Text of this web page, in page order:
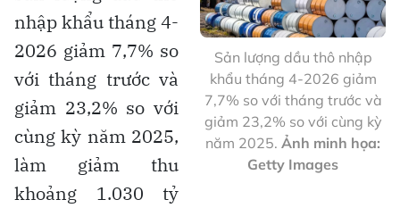
Sản lượng dầu thô nhập
khẩu tháng 4-2026 giảm
7,7% so với tháng trước và
giảm 23,2% so với cùng kỳ
năm 2025. Ảnh minh họa:
Getty Images
nhập khẩu tháng 4-
2026 giảm 7,7% so
với tháng trước và
giảm 23,2% so với
cùng kỳ năm 2025,
làm giảm thu
khoảng 1.030 tỷ